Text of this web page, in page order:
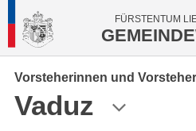
FÜRSTENTUM
Vorsteherinnen und Vorsteher
Vaduz